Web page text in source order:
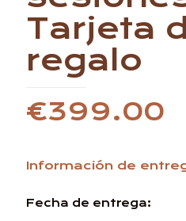
Tarjeta
regalo
€399.00
Información de
Fecha de entrega: